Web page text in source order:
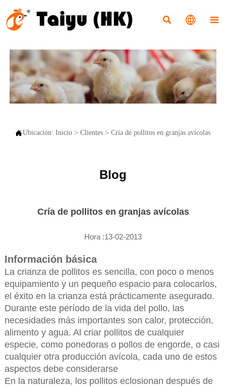
  
Ubicación: Inicio> Clientes> Cría de pollitos en granjas avícolas
Blog
Cría de pollitos en granjas avícolas
Hora :13-02-2013
Información básica
La crianza de pollitos es sencilla, con poco o menos
equipamiento y un pequeño espacio para colocarlos,
el éxito en la crianza está prácticamente asegurado.
Durante este período de la vida del pollo, las
necesidades más importantes son calor, protección,
alimento y agua. Al criar pollitos de cualquier
especie, como ponedoras o pollos de engorde, o casi
cualquier otra producción avícola, cada uno de estos
aspectos debe considerarse
En la naturaleza, los pollitos eclosionan después de